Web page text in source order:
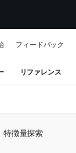
フィードバック
リファレンス
特徴量探索